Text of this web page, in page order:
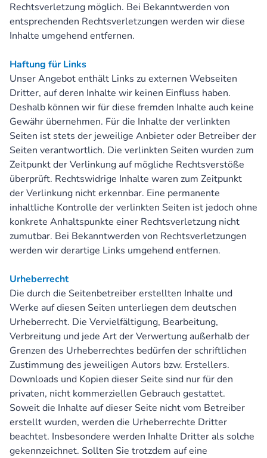
Home
Portfolio
Preise
Testimonials
🇬🇧
Rechtsverletzung möglich. Bei Bekanntwerden von
entsprechenden Rechtsverletzungen werden wir diese
Inhalte umgehend entfernen.
Haftung für Links
Unser Angebot enthält Links zu externen Webseiten
Dritter, auf deren Inhalte wir keinen Einfluss haben.
Deshalb können wir für diese fremden Inhalte auch keine
Gewähr übernehmen. Für die Inhalte der verlinkten
Seiten ist stets der jeweilige Anbieter oder Betreiber der
Seiten verantwortlich. Die verlinkten Seiten wurden zum
Zeitpunkt der Verlinkung auf mögliche Rechtsverstöße
überprüft. Rechtswidrige Inhalte waren zum Zeitpunkt
der Verlinkung nicht erkennbar. Eine permanente
inhaltliche Kontrolle der verlinkten Seiten ist jedoch ohne
konkrete Anhaltspunkte einer Rechtsverletzung nicht
zumutbar. Bei Bekanntwerden von Rechtsverletzungen
werden wir derartige Links umgehend entfernen.
Urheberrecht
Die durch die Seitenbetreiber erstellten Inhalte und
Werke auf diesen Seiten unterliegen dem deutschen
Urheberrecht. Die Vervielfältigung, Bearbeitung,
Verbreitung und jede Art der Verwertung außerhalb der
Grenzen des Urheberrechtes bedürfen der schriftlichen
Zustimmung des jeweiligen Autors bzw. Erstellers.
Downloads und Kopien dieser Seite sind nur für den
privaten, nicht kommerziellen Gebrauch gestattet.
Soweit die Inhalte auf dieser Seite nicht vom Betreiber
erstellt wurden, werden die Urheberrechte Dritter
beachtet. Insbesondere werden Inhalte Dritter als solche
gekennzeichnet. Sollten Sie trotzdem auf eine